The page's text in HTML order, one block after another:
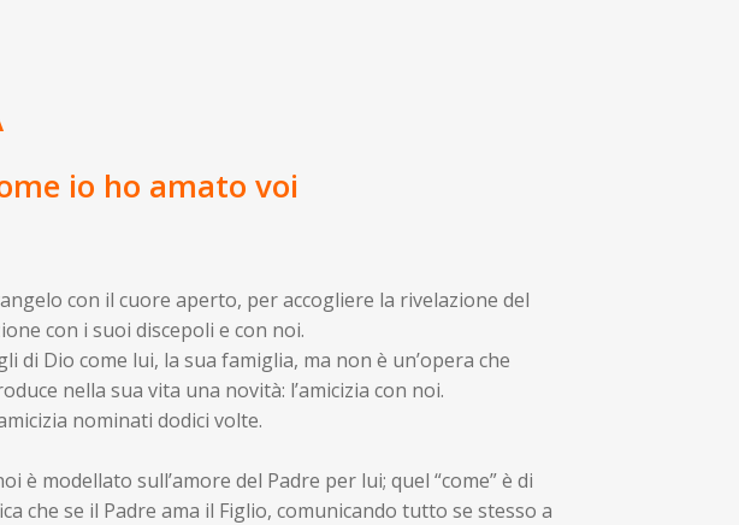
io ho amato voi
con il cuore aperto, per accogliere la rivelazione del
con i suoi discepoli e con noi.
di Dio come lui, la sua famiglia, ma non è un’opera che
nella sua vita una novità: l’amicizia con noi.
nominati dodici volte.
è modellato sull’amore del Padre per lui; quel “come” è di
che se il Padre ama il Figlio, comunicando tutto se stesso a